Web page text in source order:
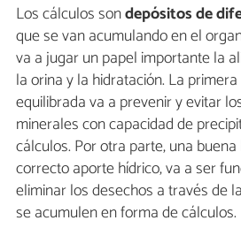
Los cálculos sondepósitos de
que se van acumulando en el
va a jugar un papel importante la
la orina y la hidratación. La
equilibrada va a prevenir y evitar
minerales con capacidad de
cálculos. Por otra parte, una
correcto aporte hídrico, va a ser
eliminar los desechos a través de
se acumulen en forma de cálculos.